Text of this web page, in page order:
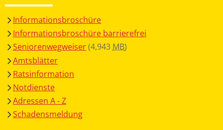
Informationsbroschüre
Informationsbroschüre barrierefrei
Seniorenwegweiser(4,943MB)
Amtsblätter
Ratsinformation
Notdienste
Adressen A - Z
Schadensmeldung